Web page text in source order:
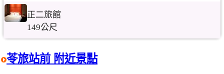
正二旅館
149公尺
苓旅站前 附近景點